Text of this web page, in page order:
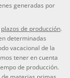
generadas por
plazos de producción.
determinadas
vacacional de la
tener en cuenta
de producción.